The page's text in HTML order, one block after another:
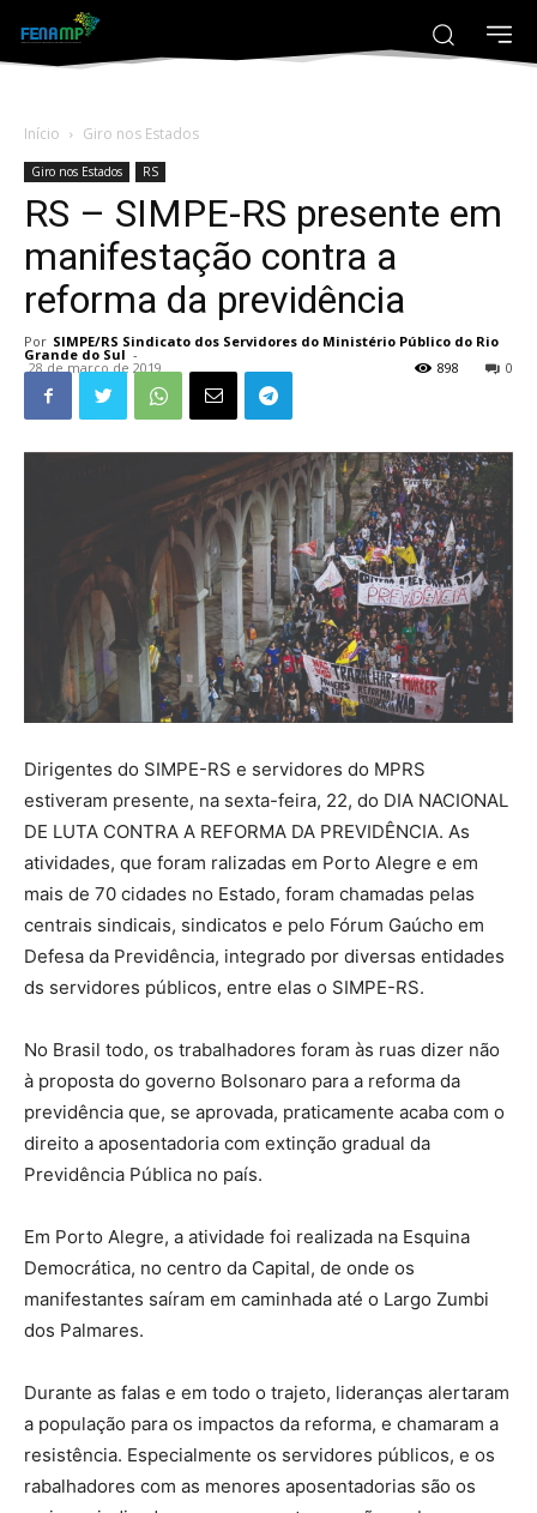
Início Giro nos Estados
Giro nos Estados RS
RS – SIMPE-RS presente em
manifestação contra a
reforma da previdência
Por SIMPE/RS Sindicato dos Servidores do Ministério Público do Rio
Grande do Sul -
28 de março de 2019 0
898
Dirigentes do SIMPE-RS e servidores do MPRS
estiveram presente, na sexta-feira, 22, do DIA NACIONAL
DE LUTA CONTRA A REFORMA DA PREVIDÊNCIA. As
atividades, que foram ralizadas em Porto Alegre e em
mais de 70 cidades no Estado, foram chamadas pelas
centrais sindicais, sindicatos e pelo Fórum Gaúcho em
Defesa da Previdência, integrado por diversas entidades
ds servidores públicos, entre elas o SIMPE-RS.
No Brasil todo, os trabalhadores foram às ruas dizer não
à proposta do governo Bolsonaro para a reforma da
previdência que, se aprovada, praticamente acaba com o
direito a aposentadoria com extinção gradual da
Previdência Pública no país.
Em Porto Alegre, a atividade foi realizada na Esquina
Democrática, no centro da Capital, de onde os
manifestantes saíram em caminhada até o Largo Zumbi
dos Palmares.
Durante as falas e em todo o trajeto, lideranças alertaram
a população para os impactos da reforma, e chamaram a
resistência. Especialmente os servidores públicos, e os
rabalhadores com as menores aposentadorias são os